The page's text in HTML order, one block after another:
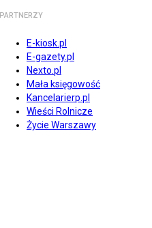
PARTNERZY
E-kiosk.pl
E-gazety.pl
Nexto.pl
Mała księgowość
Kancelarierp.pl
Wieści Rolnicze
Życie Warszawy